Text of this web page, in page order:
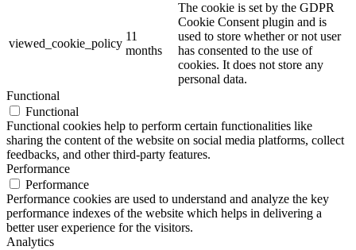
viewed_cookie_policy
11
months
The cookie is set by the GDPR
Cookie Consent plugin and is
used to store whether or not user
has consented to the use of
cookies. It does not store any
personal data.
Functional
Functional
Functional cookies help to perform certain functionalities like
sharing the content of the website on social media platforms, collect
feedbacks, and other third-party features.
Performance
Performance
Performance cookies are used to understand and analyze the key
performance indexes of the website which helps in delivering a
better user experience for the visitors.
Analytics